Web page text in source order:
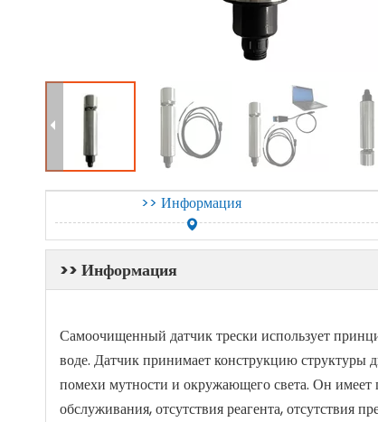
>> Информация
>> Информация
Самоочищенный датчик трески использует
воде. Датчик принимает конструкцию структуры
помехи мутности и окружающего света. Он имеет
обслуживания, отсутствия реагента, отсутствия